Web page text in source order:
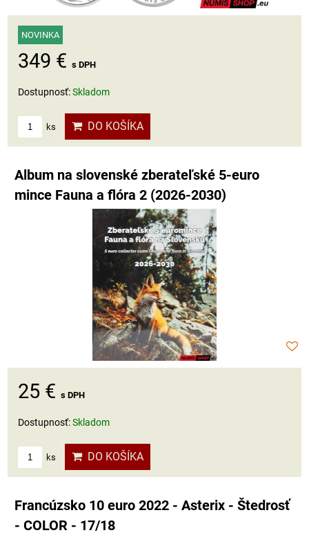
NOVINKA
349 € s DPH
Dostupnosť:Skladom
ks DO KOŠÍKA
Album na slovenské zberateľské 5-euro
mince Fauna a flóra 2 (2026-2030)
25 € s DPH
Dostupnosť:Skladom
ks DO KOŠÍKA
Francúzsko 10 euro 2022 - Asterix - Štedrosť
- COLOR - 17/18